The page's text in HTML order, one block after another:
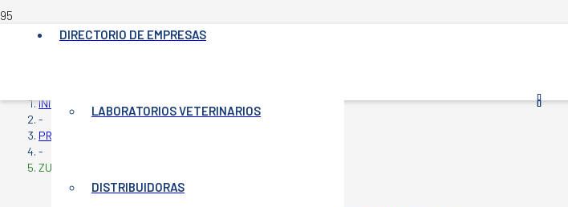
DIRECTORIO DE EMPRESAS
LABORATORIOS VETERINARIOS
DISTRIBUIDORAS
INICIO
-
PRODUCTOS VETERINARIOS
-
ZULETEL T ZN